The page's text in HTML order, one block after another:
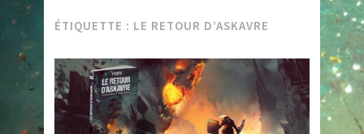
ÉTIQUETTE : LE RETOUR D’ASKAVRE